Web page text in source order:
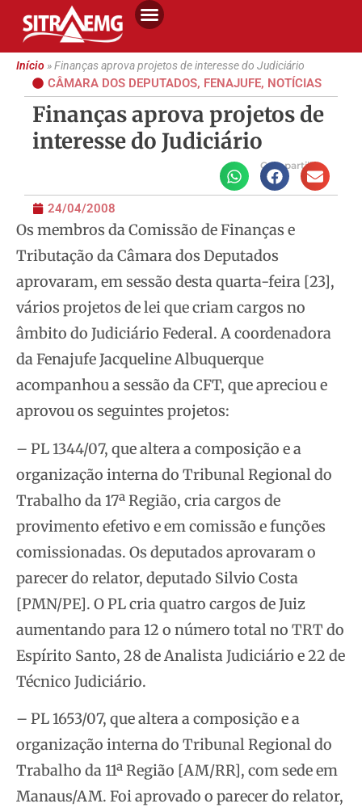
Início»Finanças aprova projetos de interesse do Judiciário
CÂMARA DOS DEPUTADOS, FENAJUFE, NOTÍCIAS
Finanças aprova projetos de
interesse do Judiciário
Compartilhe
24/04/2008
Os membros da Comissão de Finanças e
Tributação da Câmara dos Deputados
aprovaram, em sessão desta quarta-feira [23],
vários projetos de lei que criamcargos no
âmbito do Judiciário Federal. A coordenadora
da Fenajufe Jacqueline Albuquerque
acompanhou a sessão da CFT, que apreciou e
aprovou os seguintes projetos:
– PL 1344/07, que altera a composição e a
organização interna do Tribunal Regional do
Trabalho da 17ª Região, cria cargos de
provimento efetivo e em comissão e funções
comissionadas. Os deputados aprovaram o
parecer do relator, deputado Silvio Costa
[PMN/PE]. O PL cria quatro cargos de Juiz
aumentando para 12 o número total no TRT do
Espírito Santo, 28 de Analista Judiciário e 22 de
Técnico Judiciário.
– PL 1653/07, que altera a composição e a
organização interna do Tribunal Regional do
Trabalho da 11ª Região [AM/RR], com sede em
Manaus/AM. Foi aprovado o parecer do relator,